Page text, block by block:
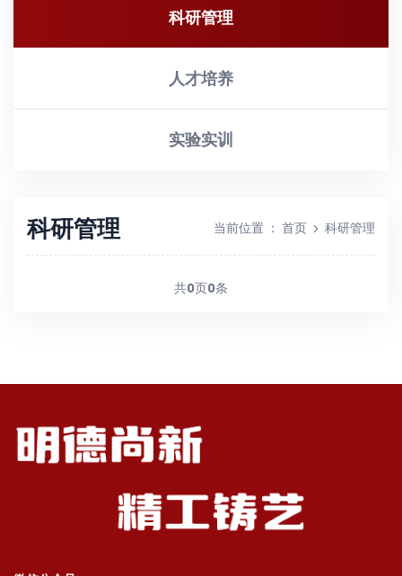
科研管理
人才培养
实验实训
科研管理 当前位置 ： 首页 科研管理
共0页0条